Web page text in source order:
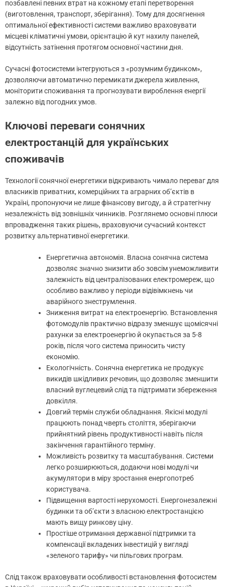
позбавлені певних втрат на кожному етапі перетворення
(виготовлення, транспорт, зберігання). Тому для досягнення
оптимальної ефективності системи важливо враховувати
місцеві кліматичні умови, орієнтацію й кут нахилу панелей,
відсутність затінення протягом основної частини дня.
Сучасні фотосистеми інтегруються з «розумним будинком»,
дозволяючи автоматично перемикати джерела живлення,
моніторити споживання та прогнозувати вироблення енергії
залежно від погодних умов.
Ключові переваги сонячних
електростанцій для українських
споживачів
Технології сонячної енергетики відкривають чимало переваг для
власників приватних, комерційних та аграрних об’єктів в
Україні, пропонуючи не лише фінансову вигоду, а й стратегічну
незалежність від зовнішніх чинників. Розглянемо основні плюси
впровадження таких рішень, враховуючи сучасний контекст
розвитку альтернативної енергетики.
Енергетична автономія. Власна сонячна система
дозволяє значно знизити або зовсім унеможливити
залежність від централізованих електромереж, що
особливо важливо у періоди відівімкнень чи
аварійного знеструмлення.
Зниження витрат на електроенергію. Встановлення
фотомодулів практично відразу зменшує щомісячні
рахунки за електроенергію й окупається за 5-8
років, після чого система приносить чисту
економію.
Екологічність. Сонячна енергетика не продукує
викидів шкідливих речовин, що дозволяє зменшити
власний вуглецевий слід та підтримати збереження
довкілля.
Довгий термін служби обладнання. Якісні модулі
працюють понад чверть століття, зберігаючи
прийнятний рівень продуктивності навіть після
закінчення гарантійного терміну.
Можливість розвитку та масштабування. Системи
легко розширюються, додаючи нові модулі чи
акумулятори в міру зростання енергопотреб
користувача.
Підвищення вартості нерухомості. Енергонезалежні
будинки та об’єкти з власною електростанцією
мають вищу ринкову ціну.
Простіше отримання державної підтримки та
компенсації вкладених інвестицій у вигляді
«зеленого тарифу» чи пільгових програм.
Слід також враховувати особливості встановлення фотосистем